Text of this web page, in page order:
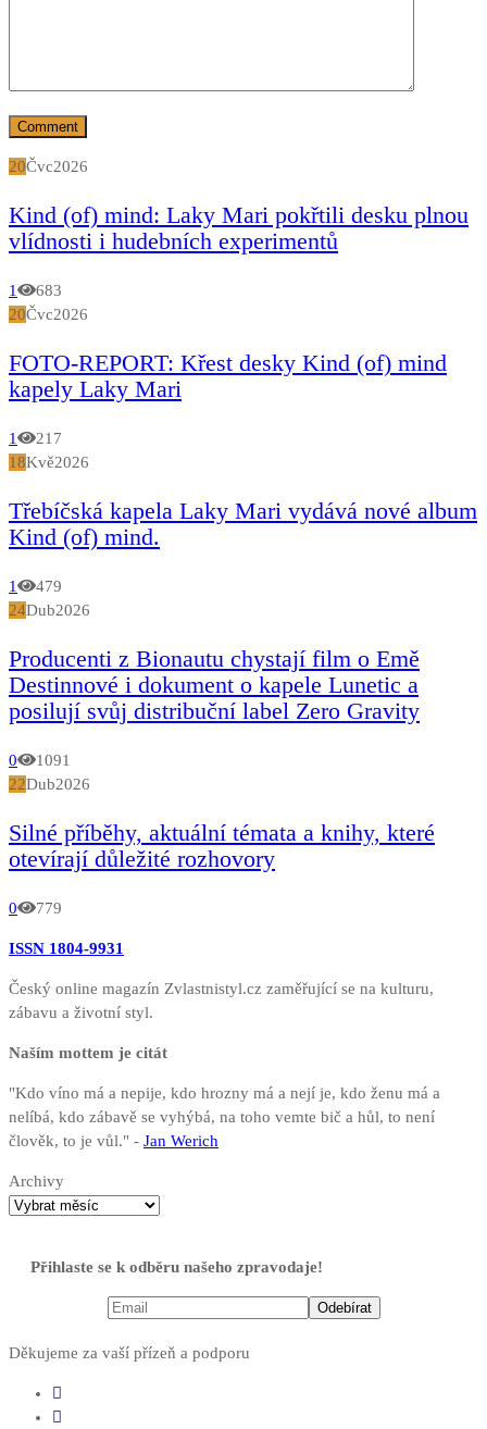
20Čvc2026
Kind (of) mind: Laky Mari pokřtili desku plnou
vlídnosti i hudebních experimentů
1
683
20Čvc2026
FOTO-REPORT: Křest desky Kind (of) mind
kapely Laky Mari
1
217
18Kvě2026
Třebíčská kapela Laky Mari vydává nové album
Kind (of) mind.
1
479
24Dub2026
Producenti z Bionautu chystají film o Emě
Destinnové i dokument o kapele Lunetic a
posilují svůj distribuční label Zero Gravity
0
1091
22Dub2026
Silné příběhy, aktuální témata a knihy, které
otevírají důležité rozhovory
0 779
ISSN 1804-9931
Český online magazín Zvlastnistyl.cz zaměřující se na kulturu,
zábavu a životní styl.
Naším mottem je citát
"Kdo víno má a nepije, kdo hrozny má a nejí je, kdo ženu má a
nelíbá, kdo zábavě se vyhýbá, na toho vemte bič a hůl, to není
člověk, to je vůl." - Jan Werich
Archivy
Přihlaste se k odběru našeho zpravodaje!
Děkujeme za vaší přízeň a podporu